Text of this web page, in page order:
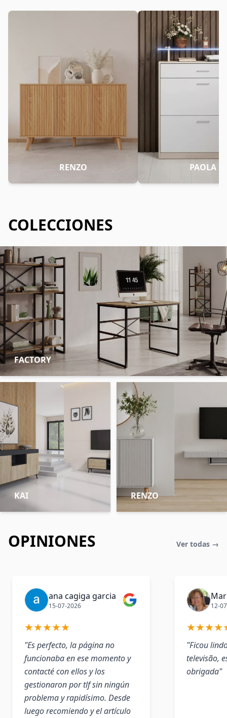
RENZO PAOLA
COLECCIONES
FACTORY
KAI RENZO
OPINIONES Ver todas →
ana cagiga garcia
15-07-2026
★★★★★
"Es perfecto, la página no
funcionaba en ese momento y
contacté con ellos y los
gestionaron por tlf sin ningún
problema y rapidísimo. Desde
luego recomiendo y el artículo
12-
★★★★
"Ficou
televisão,
obrigada"